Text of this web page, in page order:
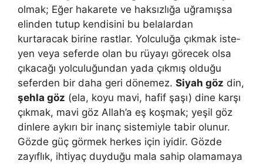
olmak; Eğer hakarete ve haksızlığa uğramışsa
elinden tutup kendisini bu belalardan
kurtaracak birine rastlar. Yolculuğa çıkmak iste­
yen veya seferde olan bu rüyayı görecek olsa
çıkacağı yolculuğundan ya­da çıkmış olduğu
seferden bir daha geri dönemez. Siyah göz din,
şehla göz (ela, koyu mavi, hafif şaşı) dine karşı
çık­mak, mavi göz Allah’a eş koşmak; yeşil göz
dinlere aykırı bir inanç siste­miyle tabir olunur.
Gözde güç görmek herkes için iyidir. Gözde
zayıflık, ihtiyaç duyduğu mala sahip olamamaya